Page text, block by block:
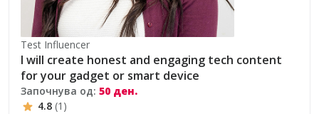
Test Influencer
I will create honest and engaging tech content
for your gadget or smart device
Започнува од: 50 ден.
4.8 (1)